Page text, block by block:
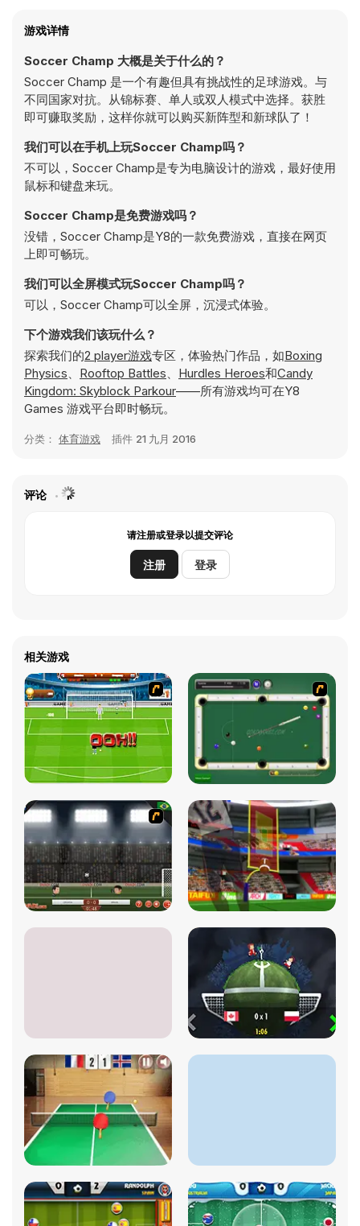
游戏详情
Soccer Champ 大概是关于什么的？
Soccer Champ 是一个有趣但具有挑战性的足球游戏。与
不同国家对抗。从锦标赛、单人或双人模式中选择。获胜
即可赚取奖励，这样你就可以购买新阵型和新球队了！
我们可以在手机上玩Soccer Champ吗？
不可以，Soccer Champ是专为电脑设计的游戏，最好使用
鼠标和键盘来玩。
Soccer Champ是免费游戏吗？
没错，Soccer Champ是Y8的一款免费游戏，直接在网页
上即可畅玩。
我们可以全屏模式玩Soccer Champ吗？
可以，Soccer Champ可以全屏，沉浸式体验。
下个游戏我们该玩什么？
探索我们的2 player游戏专区，体验热门作品，如Boxing
Physics、 Rooftop Battles、 Hurdles Heroes和Candy
Kingdom: Skyblock Parkour——所有游戏均可在Y8
Games 游戏平台即时畅玩。
分类： 体育游戏 插件 21 九月 2016
评论
请注册或登录以提交评论
注册 登录
相关游戏